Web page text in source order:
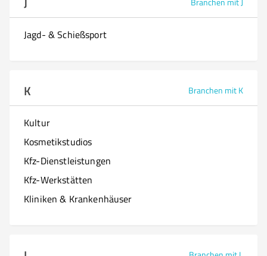
Jagd- & Schießsport
K Branchen mit K
Kultur
Kosmetikstudios
Kfz-Dienstleistungen
Kfz-Werkstätten
Kliniken & Krankenhäuser